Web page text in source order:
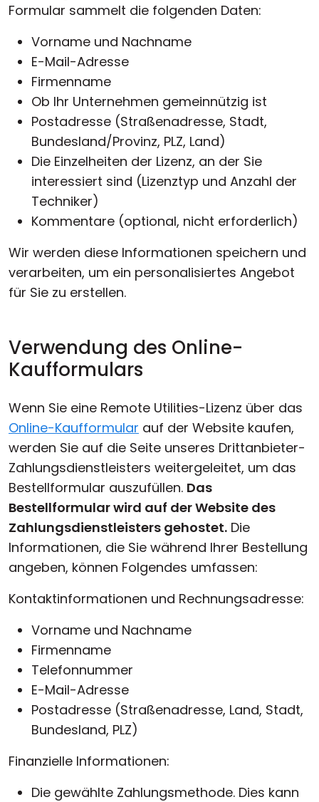
Formular sammelt die folgenden Daten:
Vorname und Nachname
E-Mail-Adresse
Firmenname
Ob Ihr Unternehmen gemeinnützig ist
Postadresse (Straßenadresse, Stadt,
Bundesland/Provinz, PLZ, Land)
Die Einzelheiten der Lizenz, an der Sie
interessiert sind (Lizenztyp und Anzahl der
Techniker)
Kommentare (optional, nicht erforderlich)
Wir werden diese Informationen speichern und
verarbeiten, um ein personalisiertes Angebot
für Sie zu erstellen.
Verwendung des Online-
Kaufformulars
Wenn Sie eine Remote Utilities-Lizenz über das
Online-Kaufformular auf der Website kaufen,
werden Sie auf die Seite unseres Drittanbieter-
Zahlungsdienstleisters weitergeleitet, um das
Bestellformular auszufüllen. Das
Bestellformular wird auf der Website des
Zahlungsdienstleisters gehostet. Die
Informationen, die Sie während Ihrer Bestellung
angeben, können Folgendes umfassen:
Kontaktinformationen und Rechnungsadresse:
Vorname und Nachname
Firmenname
Telefonnummer
E-Mail-Adresse
Postadresse (Straßenadresse, Land, Stadt,
Bundesland, PLZ)
Finanzielle Informationen:
Die gewählte Zahlungsmethode. Dies kann